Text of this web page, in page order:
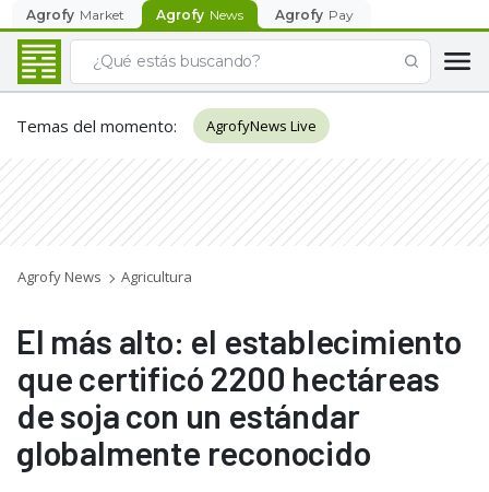
Agrofy Market Agrofy News Agrofy Pay
Temas del momento: AgrofyNews Live
Agrofy News Agricultura
El más alto: el establecimiento
que certificó 2200 hectáreas
de soja con un estándar
globalmente reconocido